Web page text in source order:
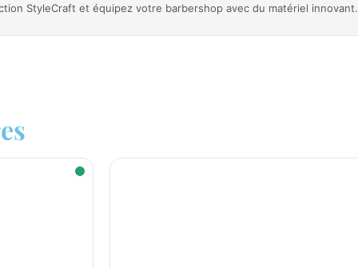
StyleCraft et équipez votre barbershop avec du matériel innovant.